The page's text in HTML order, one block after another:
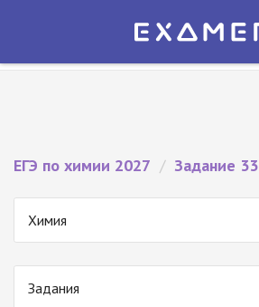
Экзамер — ЕГЭ 2027
ЕГЭ по химии 2027 / Задание 33
Химия
Задания